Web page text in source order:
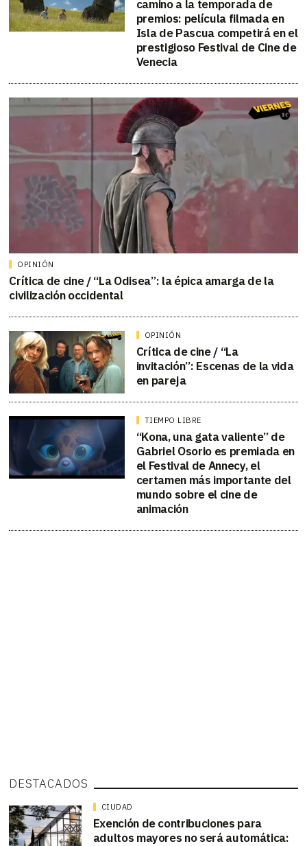
camino a la temporada de
premios: película filmada en
Isla de Pascua competirá en el
prestigioso Festival de Cine de
Venecia
OPINIÓN
Crítica de cine / “La Odisea”: la épica amarga de la
civilización occidental
OPINIÓN
Crítica de cine / “La
invitación”: Escenas de la vida
en pareja
TIEMPO LIBRE
“Kona, una gata valiente” de
Gabriel Osorio es premiada en
el Festival de Annecy, el
certamen más importante del
mundo sobre el cine de
animación
DESTACADOS
CIUDAD
Exención de contribuciones para
adultos mayores no será automática: